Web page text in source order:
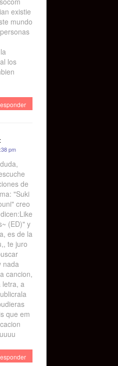
existie
mundo
los
pm
de
"Suki
creo
(ED)" y
es de la
te juro
nada
cancion,
letra, a
que em